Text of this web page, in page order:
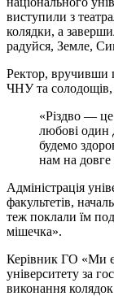
виступили з
колядки, а
радуйся, Земле,
Ректор, вручивши
ЧНУ та солодощів,
«Різдво —
любові один
будемо
нам на
Адміністрація
факультетів,
теж поклали їм
мішечка».
Керівник ГО «Ми
університету за
виконання